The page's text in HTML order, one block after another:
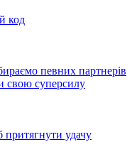
код
певних партнерів
свою суперсилу
притягнути удачу